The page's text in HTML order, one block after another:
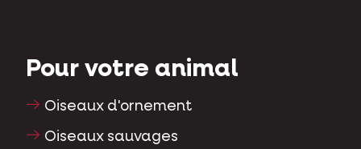
Pour votre animal
Oiseaux d'ornement
Oiseaux sauvages